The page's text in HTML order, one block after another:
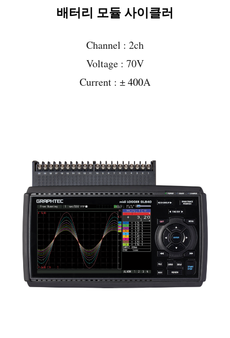
배터리 모듈 사이클러
Channel : 2ch
Voltage : 70V
Current : ±400A